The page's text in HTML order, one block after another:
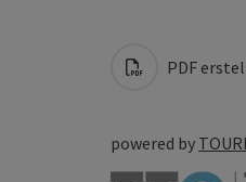
PDF
powered by